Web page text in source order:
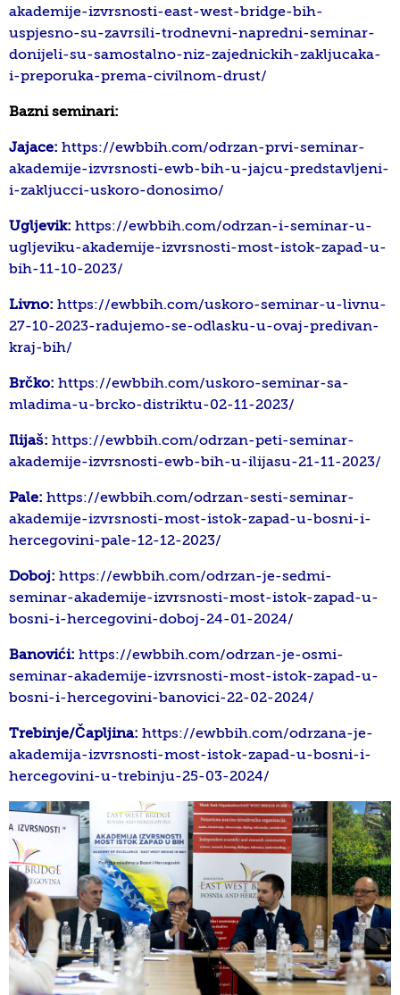
akademije-izvrsnosti-east-west-bridge-bih-
uspjesno-su-zavrsili-trodnevni-napredni-seminar-
donijeli-su-samostalno-niz-zajednickih-zakljucaka-
i-preporuka-prema-civilnom-drust/
Bazni seminari:
Jajace: https://ewbbih.com/odrzan-prvi-seminar-
akademije-izvrsnosti-ewb-bih-u-jajcu-predstavljeni-
i-zakljucci-uskoro-donosimo/
Ugljevik: https://ewbbih.com/odrzan-i-seminar-u-
ugljeviku-akademije-izvrsnosti-most-istok-zapad-u-
bih-11-10-2023/
Livno: https://ewbbih.com/uskoro-seminar-u-livnu-
27-10-2023-radujemo-se-odlasku-u-ovaj-predivan-
kraj-bih/
Brčko: https://ewbbih.com/uskoro-seminar-sa-
mladima-u-brcko-distriktu-02-11-2023/
Ilijaš: https://ewbbih.com/odrzan-peti-seminar-
akademije-izvrsnosti-ewb-bih-u-ilijasu-21-11-2023/
Pale: https://ewbbih.com/odrzan-sesti-seminar-
akademije-izvrsnosti-most-istok-zapad-u-bosni-i-
hercegovini-pale-12-12-2023/
Doboj: https://ewbbih.com/odrzan-je-sedmi-
seminar-akademije-izvrsnosti-most-istok-zapad-u-
bosni-i-hercegovini-doboj-24-01-2024/
Banovići: https://ewbbih.com/odrzan-je-osmi-
seminar-akademije-izvrsnosti-most-istok-zapad-u-
bosni-i-hercegovini-banovici-22-02-2024/
Trebinje/Čapljina: https://ewbbih.com/odrzana-je-
akademija-izvrsnosti-most-istok-zapad-u-bosni-i-
hercegovini-u-trebinju-25-03-2024/